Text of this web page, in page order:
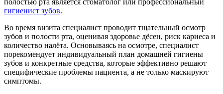
гигиенист зубов.
Во время визита специалист проводит тщательный осмотр
зубов и полости рта, оценивая здоровье дёсен, риск кариеса и
количество налёта. Основываясь на осмотре, специалист
порекомендует индивидуальный план домашней гигиены
зубов и конкретные средства, которые эффективно решают
специфические проблемы пациента, а не только маскируют
симптомы.